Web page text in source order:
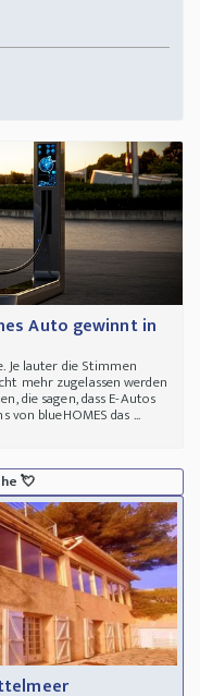
Auto gewinnt in
Je lauter die Stimmen
mehr zugelassen werden
die sagen, dass E-Autos
von blueHOMES das ...
💘